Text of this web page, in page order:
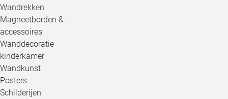
Wandrekken
Magneetborden & -
accessoires
Wanddecoratie
kinderkamer
Wandkunst
Posters
Schilderijen